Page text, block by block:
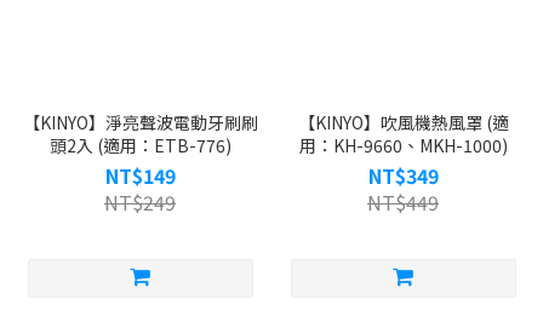
【KINYO】淨亮聲波電動牙刷刷
頭2入 (適用：ETB-776)
NT$149
NT$249
【KINYO】吹風機熱風罩 (適
用：KH-9660、MKH-1000)
NT$349
NT$449